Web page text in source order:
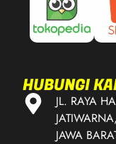
HUBUNGI
JL. RAYA
JAWA